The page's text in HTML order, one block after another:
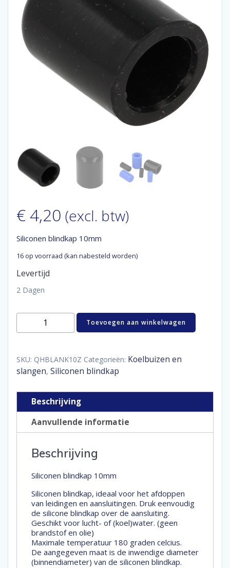
€ 4,20 (excl. btw)
Siliconen blindkap 10mm
16 op voorraad (kan nabesteld worden)
Levertijd
2 Dagen
Siliconen
blindkap
Toevoegen aan winkelwagen
SKU: QHBLANK10Z Categorieën: Koelbuizen en
slangen, Siliconen blindkap
Beschrijving
Aanvullende informatie
Beschrijving
Siliconen blindkap 10mm
Siliconen blindkap, ideaal voor het afdoppen
van leidingen en aansluitingen. Druk eenvoudig
de silicone blindkap over de aansluiting.
Geschikt voor lucht- of (koel)water. (geen
brandstof en olie)
Maximale temperatuur 180 graden celcius.
De aangegeven maat is de inwendige diameter
(binnendiameter) van de siliconen blindkap.